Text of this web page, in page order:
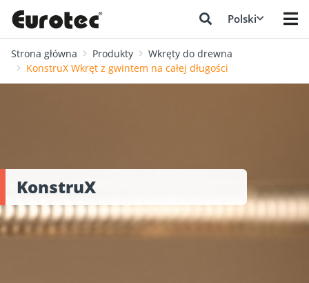
Polski
Strona główna Produkty
Wkręty do drewna
KonstruX Wkręt z gwintem na całej długości
KonstruX